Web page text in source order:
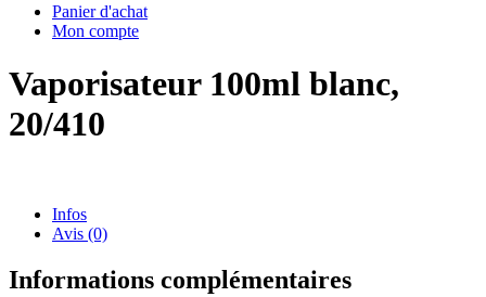
Sachets et bag-in-box
Panier d'achat
Mon compte
Vaporisateur 100ml blanc,
20/410
Infos
Avis (0)
Informations complémentaires